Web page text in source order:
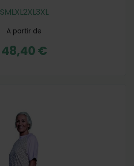
SMLXL2XL3XL
A partir de
48,40 €